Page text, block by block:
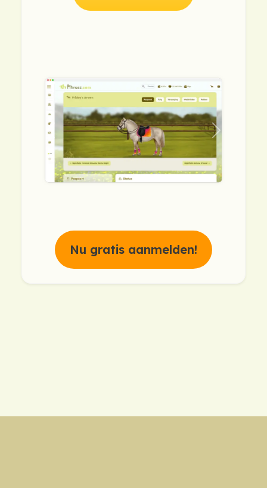
previous next
Nu gratis aanmelden!